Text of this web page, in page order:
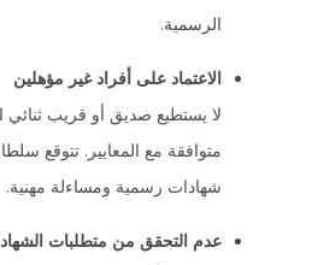
الرسمية.
الاعتماد على أفراد غير مؤهلين
لا يستطيع صديق أو قريب ثنائي
متوافقة مع المعايير. تتوقع
شهادات رسمية ومساءلة مهنية.
عدم التحقق من متطلبات